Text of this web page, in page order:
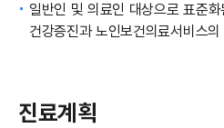
일반인 및 의료인 대상으로 표준
건강증진과 노인보건의료서비스
진료계획